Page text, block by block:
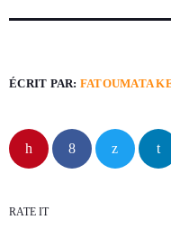
ÉCRIT PAR: FATOUMATA
RATE IT